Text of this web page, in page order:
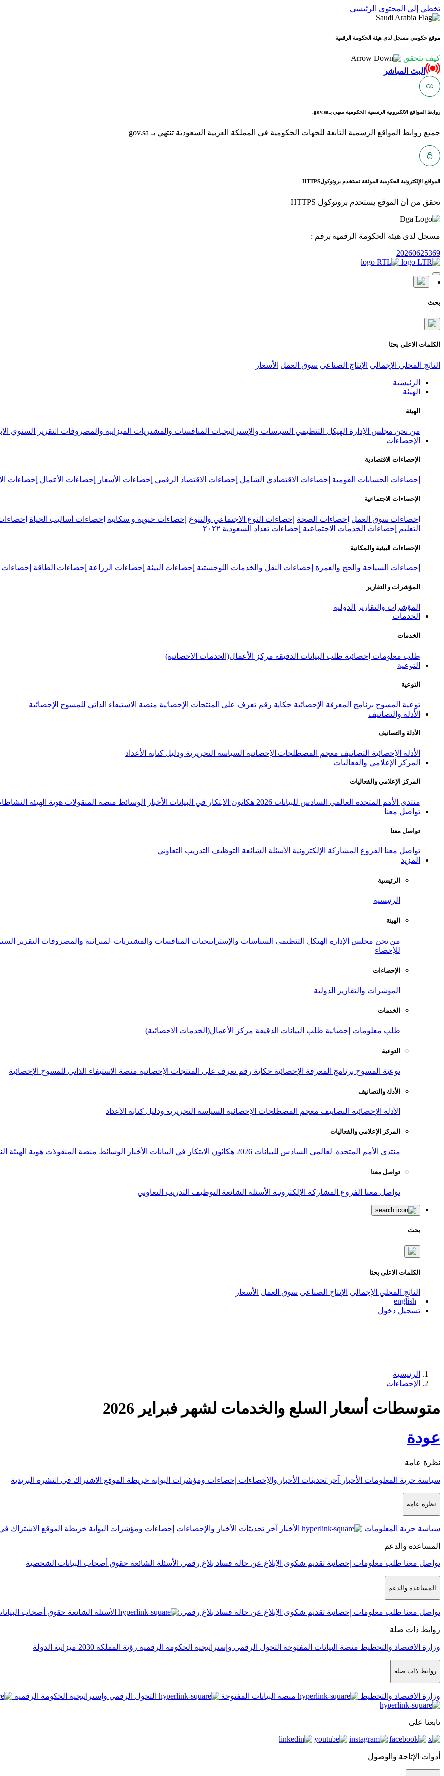
تخطي إلى المحتوى الرئيسي
موقع حكومي مسجل لدى هيئة الحكومة الرقمية
كيف تتحقق
البث المباشر
روابط المواقع الالكترونية الرسمية الحكومية تنتهي بـgov.sa.
جميع روابط المواقع الرسمية التابعة للجهات الحكومية في المملكة العربية السعودية تنتهي بـ gov.sa
المواقع الإلكترونية الحكومية الموثقة تستخدم بروتوكولHTTPS
تحقق من أن الموقع يستخدم بروتوكول HTTPS
مسجل لدى هيئة الحكومة الرقمية برقم :
20260625369
بحث
الكلمات الاعلى بحثا
الناتج المحلي الإجمالي الإنتاج الصناعي سوق العمل الأسعار
الرئيسية
الهيئة
الهيئة
من نحن مجلس الإدارة الهيكل التنظيمي السياسات والإستراتيجيات المنافسات والمشتريات الميزانية والمصروفات التقرير السنوي
الإحصاءات
الإحصاءات الاقتصادية
إحصاءات الحسابات القومية إحصاءات الاقتصادي الشامل إحصاءات الاقتصاد الرقمي إحصاءات الأسعار إحصاءات الأعمال إحصاءات
الإحصاءات الاجتماعية
إحصاءات سوق العمل إحصاءات الصحة إحصاءات النوع الاجتماعي والتنوع إحصاءات حيوية و سكانية إحصاءات أساليب الحياة
التعليم
إحصاءات الخدمات الاجتماعية إحصاءات تعداد السعودية ٢٠٢٢
الإحصاءات البيئية والمكانية
إحصاءات السياحة والحج والعمرة إحصاءات النقل والخدمات اللوجستية إحصاءات البيئة إحصاءات الزراعة إحصاءات الطاقة إحصاءات
المؤشرات و التقارير
المؤشرات والتقارير الدولية
الخدمات
الخدمات
طلب معلومات إحصائية طلب البيانات الدقيقة مركز الأعمال(الخدمات الاحصائية)
التوعية
التوعية
توعية المسوح برنامج المعرفة الإحصائية حكاية رقم تعرف على المنتجات الإحصائية منصة الاستيفاء الذاتي للمسوح الإحصائية
الأدلة والتصانيف
الأدلة والتصانيف
الأدلة الإحصائية التصانيف معجم المصطلحات الإحصائية السياسة التحريرية ودليل كتابة الأعداد
المركز الإعلامي والفعاليات
المركز الإعلامي والفعاليات
منتدى الأمم المتحدة العالمي السادس للبيانات 2026 هكاثون الابتكار في البيانات الأخبار الوسائط منصة المنقولات هوية الهيئة
تواصل معنا
تواصل معنا
تواصل معنا الفروع المشاركة الإلكترونية الأسئلة الشائعة التوظيف التدريب التعاوني
المزيد
الرئيسية
الرئيسية
الهيئة
من نحن مجلس الإدارة الهيكل التنظيمي السياسات والإستراتيجيات المنافسات والمشتريات الميزانية والمصروفات التقرير
للإحصاء
الإحصاءات
المؤشرات والتقارير الدولية
الخدمات
طلب معلومات إحصائية طلب البيانات الدقيقة مركز الأعمال(الخدمات الاحصائية)
التوعية
توعية المسوح برنامج المعرفة الإحصائية حكاية رقم تعرف على المنتجات الإحصائية منصة الاستيفاء الذاتي للمسوح الإحصائية
الأدلة والتصانيف
الأدلة الإحصائية التصانيف معجم المصطلحات الإحصائية السياسة التحريرية ودليل كتابة الأعداد
المركز الإعلامي والفعاليات
منتدى الأمم المتحدة العالمي السادس للبيانات 2026 هكاثون الابتكار في البيانات الأخبار الوسائط منصة المنقولات هوية الهيئة
تواصل معنا
تواصل معنا الفروع المشاركة الإلكترونية الأسئلة الشائعة التوظيف التدريب التعاوني
بحث
الكلمات الاعلى بحثا
الناتج المحلي الإجمالي الإنتاج الصناعي سوق العمل الأسعار
english
تسجيل دخول
الرئيسية
الإحصاءات
متوسطات أسعار السلع والخدمات لشهر فبراير 2026
عودة
نظرة عامة
سياسة حرية المعلومات الأخبار آخر تحديثات الأخبار والإحصاءات إحصاءات ومؤشرات البوابة خريطة الموقع الاشتراك في النشرة البريدية
نظرة عامة
سياسة حرية المعلومات الأخبار آخر تحديثات الأخبار والإحصاءات إحصاءات ومؤشرات البوابة خريطة الموقع الاشتراك
المساعدة والدعم
تواصل معنا طلب معلومات إحصائية تقديم شكوى الإبلاغ عن حالة فساد بلاغ رقمي الأسئلة الشائعة حقوق أصحاب البيانات الشخصية
المساعدة والدعم
تواصل معنا طلب معلومات إحصائية تقديم شكوى الإبلاغ عن حالة فساد بلاغ رقمي الأسئلة الشائعة حقوق أصحاب
روابط ذات صلة
وزارة الاقتصاد والتخطيط منصة البيانات المفتوحة التحول الرقمي وإستراتيجية الحكومة الرقمية رؤية المملكة 2030 ميزانية الدولة
روابط ذات صلة
وزارة الاقتصاد والتخطيط منصة البيانات المفتوحة التحول الرقمي وإستراتيجية الحكومة الرقمية
تابعنا على
أدوات الإتاحة والوصول